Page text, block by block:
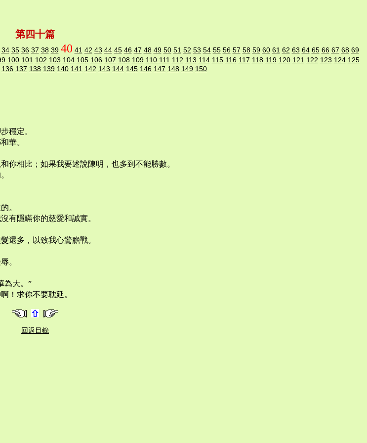
第四十篇
34 35 36 37 38 39 40 41 42 43 44 45 46 47 48 49 50 51 52 53 54 55 56 57 58 59 60 61 62 63 64 65 66 67 68 69
100 101 102 103 104 105 106 107 108 109 110 111 112 113 114 115 116 117 118 119 120 121 122 123 124 125
136 137 138 139 140 141 142 143 144 145 146 147 148 149 150
穩定。
華。
相比；如果我要述說陳明，也多到不能勝數。
。
有隱瞞你的慈愛和誠實。
還多，以致我心驚膽戰。
。
為大。”
！求你不要耽延。
回返目錄